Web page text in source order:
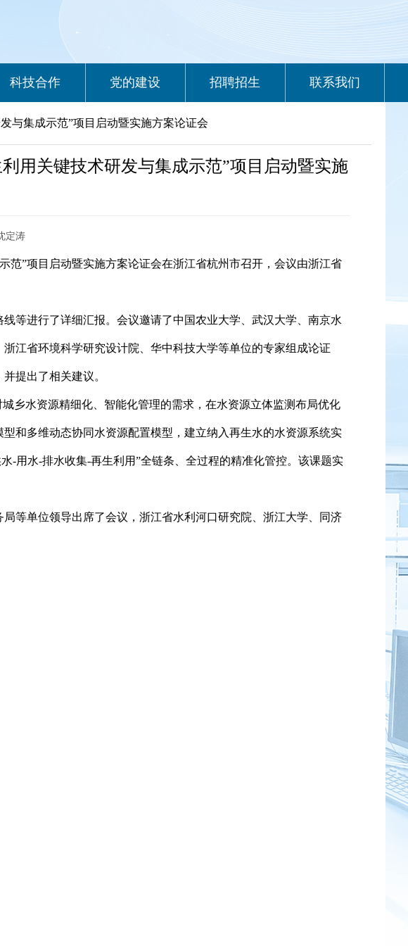
科技合作 党的建设 招聘招生 联系我们
与集成示范”项目启动暨实施方案论证会
用关键技术研发与集成示范”项目启动暨实施
定涛
范”项目启动暨实施方案论证会在浙江省杭州市召开， 会议由浙江省
等进行了详细汇报。会议邀请了中国农业大学、武汉大学、南京水
江省环境科学研究设计院、华中科技大学等单位的专家组成论证
提出了相关建议。
城乡水资源精细化、智能化管理的需求，在水资源立体监测布局优化
和多维动态协同水资源配置模型，建立纳入再生水的水资源系统实
-用水-排水收集-再生利用”全链条、全过程的精准化管控。该课题实
局等单位领导出席了会议，浙江省水利河口研究院、浙江大学、同济